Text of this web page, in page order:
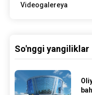
Videogalereya
So'nggi yangiliklar